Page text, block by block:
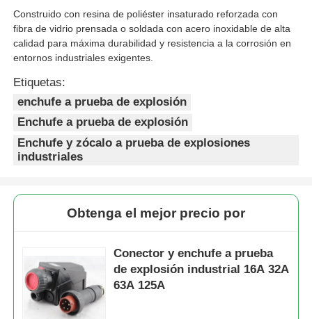
Glándulas de cable a prueba de explosión
enchufe y zócalo a prueba de explosiones
Construido con resina de poliéster insaturado reforzada con
fibra de vidrio prensada o soldada con acero inoxidable de alta
calidad para máxima durabilidad y resistencia a la corrosión en
entornos industriales exigentes.
Etiquetas:
enchufe a prueba de explosión
Enchufe a prueba de explosión
Enchufe y zócalo a prueba de explosiones
industriales
Obtenga el mejor precio por
Conector y enchufe a prueba
de explosión industrial 16A 32A
63A 125A